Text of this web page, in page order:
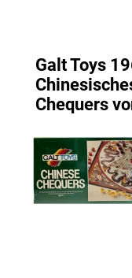
Galt Toys
Chequers